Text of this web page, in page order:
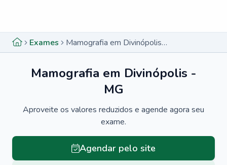
Exames Mamografia em Divinópolis - MG
Mamografia em Divinópolis -
MG
Aproveite os valores reduzidos e agende agora seu
exame.
Agendar pelo site